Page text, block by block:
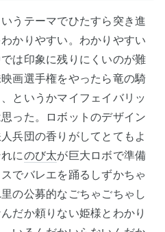
うテーマでひたすら突き進
かりやすい。わかりやすい
は印象に残りにくいのが難
画選手権をやったら竜の騎
というかマイフェイバリッ
った。ロボットのデザイン
兵団の香りがしてとてもよ
にのび太が巨大ロボで準備
でバレエを踊るしずかちゃ
の公募的なごちゃごちゃし
だか頼りない姫様とわかり